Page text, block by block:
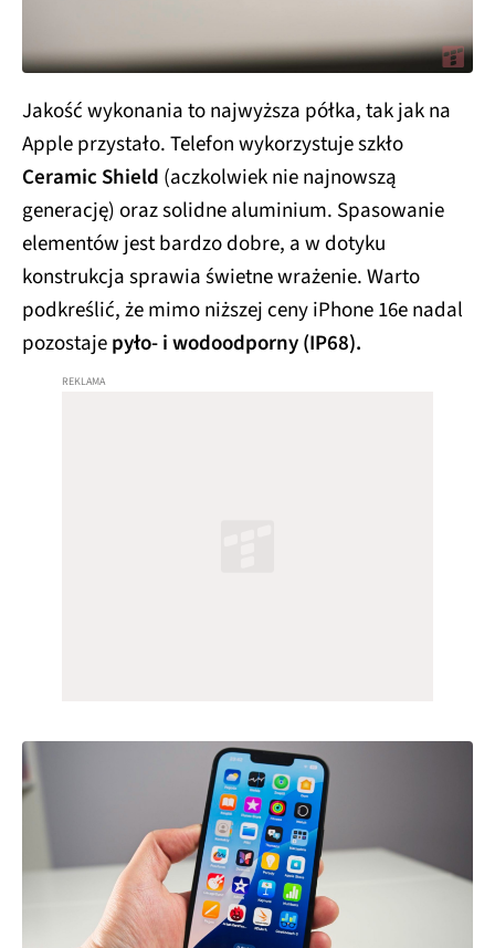
Jakość wykonania to najwyższa półka, tak jak na
Apple przystało. Telefon wykorzystuje szkło
Ceramic Shield (aczkolwiek nie najnowszą
generację) oraz solidne aluminium. Spasowanie
elementów jest bardzo dobre, a w dotyku
konstrukcja sprawia świetne wrażenie. Warto
podkreślić, że mimo niższej ceny iPhone 16e nadal
pozostajepyło- i wodoodporny (IP68).